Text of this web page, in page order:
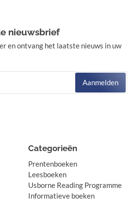
nieuwsbrief
en ontvang het laatste nieuws in uw
Aanmelden
Categorieën
Prentenboeken
Leesboeken
Usborne Reading Programme
Informatieve boeken